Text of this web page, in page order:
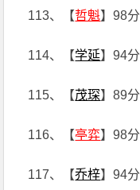
113、【哲魁】98分
114、【学延】94分
115、【茂琛】89分
116、【亭弈】98分
117、【乔梓】94分